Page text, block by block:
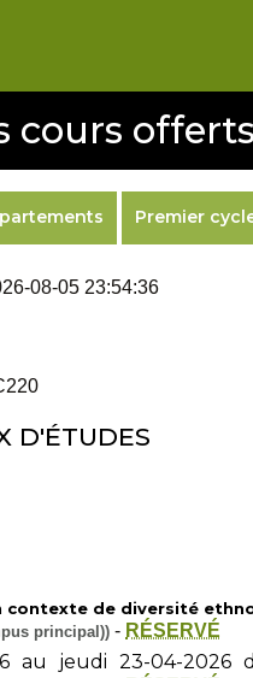
cours
Premier
08-05 23:54:36
D'ÉTUDES
contexte de diversité
principal)) - RÉSERVÉ
au jeudi 23-04-2026